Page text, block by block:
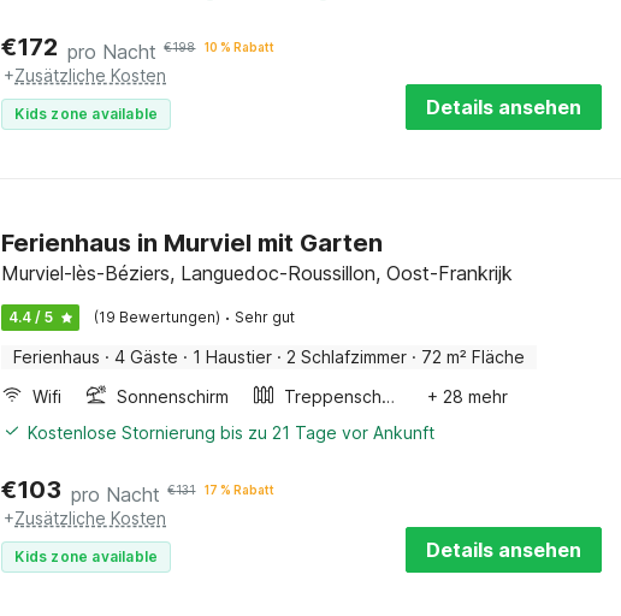
€172 pro Nacht €198 10 % Rabatt
+Zusätzliche Kosten
Kids zone available Details ansehen
Ferienhaus in Murviel mit Garten
Murviel-lès-Béziers, Languedoc-Roussillon, Oost-Frankrijk
4.4 / 5 (19 Bewertungen) · Sehr gut
Ferienhaus · 4 Gäste · 1 Haustier · 2 Schlafzimmer · 72 m² Fläche
Wifi
Sonnenschirm Treppenschutzgitter
+ 28 mehr
Kostenlose Stornierung bis zu 21 Tage vor Ankunft
€103 pro Nacht €131 17 % Rabatt
+Zusätzliche Kosten
Kids zone available Details ansehen